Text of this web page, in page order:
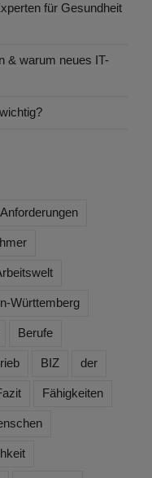
für Gesundheit
& warum neues IT-
Anforderungen
Württemberg
Berufe
BIZ der
Fähigkeiten